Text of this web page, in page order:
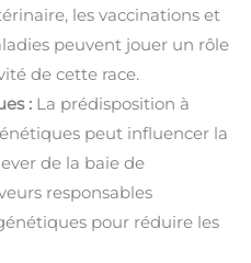
les vaccinations et
peuvent jouer un rôle
de cette race.
:La prédisposition à
peut influencer la
de la baie de
responsables
pour réduire les